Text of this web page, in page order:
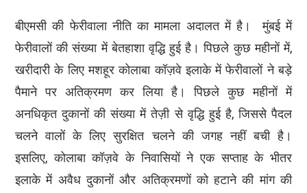
बीएमसी की फेरीवाला नीति का मामला अदालत में है। मुंबई में
फेरीवालों की संख्या में बेतहाशा वृद्धि हुई है। पिछले कुछ महीनों में,
खरीदारी के लिए मशहूर कोलाबा कॉज़वे इलाके में फेरीवालों ने बड़े
पैमाने पर अतिक्रमण कर लिया है। पिछले कुछ महीनों में
अनधिकृत दुकानों की संख्या में तेज़ी से वृद्धि हुई है, जिससे पैदल
चलने वालों के लिए सुरक्षित चलने की जगह नहीं बची है।
इसलिए, कोलाबा कॉज़वे के निवासियों ने एक सप्ताह के भीतर
इलाके में अवैध दुकानों और अतिक्रमणों को हटाने की मांग की